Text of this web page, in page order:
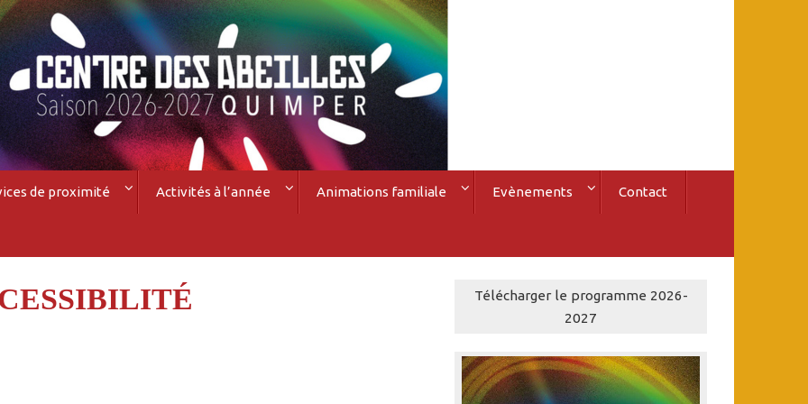
de proximité Activités à l’année Animations familiale Evènements Contact
Télécharger le programme 2026-
2027